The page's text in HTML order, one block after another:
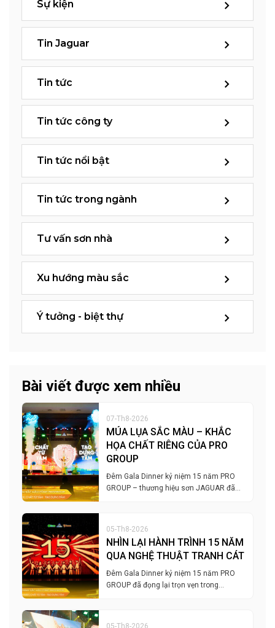
Sự kiện
Tin Jaguar
Tin tức
Tin tức công ty
Tin tức nổi bật
Tin tức trong ngành
Tư vấn sơn nhà
Xu hướng màu sắc
Ý tưởng - biệt thự
Bài viết được xem nhiều
07-Th8-2026
MÚA LỤA SẮC MÀU – KHẮC
HỌA CHẤT RIÊNG CỦA PRO
GROUP
Đêm Gala Dinner kỷ niệm 15 năm PRO
GROUP – thương hiệu sơn JAGUAR đã…
05-Th8-2026
NHÌN LẠI HÀNH TRÌNH 15 NĂM
QUA NGHỆ THUẬT TRANH CÁT
Đêm Gala Dinner kỷ niệm 15 năm PRO
GROUP đã đọng lại trọn vẹn trong…
05-Th8-2026